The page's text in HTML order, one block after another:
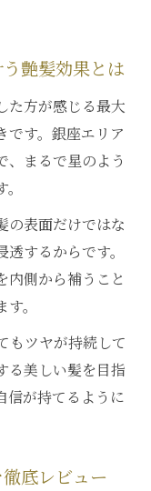
トリートメン
トリートメン
トメントのポ
メントの見極
座最新ヘアケ
スタイリング
艶髪効果とは
た方が感じる最大
です。銀座エリア
、まるで星のよう
の表面だけではな
するからです。
内側から補うこと
。
もツヤが持続して
る美しい髪を目指
信が持てるように
底レビュー